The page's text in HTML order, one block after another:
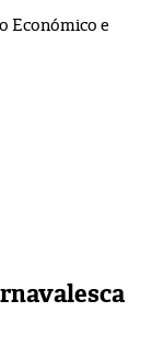
Económico e